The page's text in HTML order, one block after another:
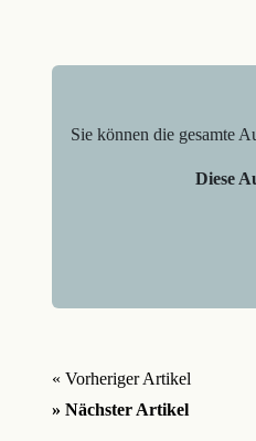
Sie können die gesamte
Diese
« Vorheriger Artikel
» Nächster Artikel